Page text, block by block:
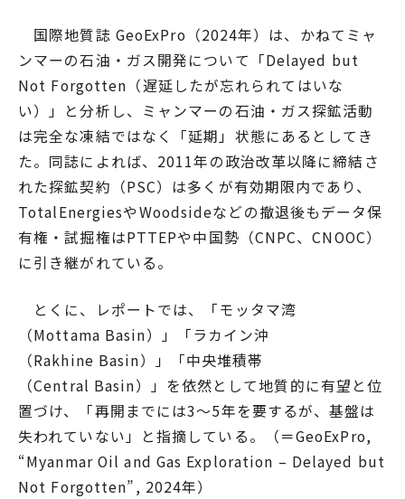
国際地質誌 GeoExPro（2024年）は、かねてミャ
ンマーの石油・ガス開発について「Delayed but
Not Forgotten（遅延したが忘れられてはいな
い）」と分析し、ミャンマーの石油・ガス探鉱活動
は完全な凍結ではなく「延期」状態にあるとしてき
た。同誌によれば、2011年の政治改革以降に締結さ
れた探鉱契約（PSC）は多くが有効期限内であり、
TotalEnergiesやWoodsideなどの撤退後もデータ保
有権・試掘権はPTTEPや中国勢（CNPC、CNOOC）
に引き継がれている。
とくに、レポートでは、「モッタマ湾
（Mottama Basin）」「ラカイン沖
（Rakhine Basin）」「中央堆積帯
（Central Basin）」を依然として地質的に有望と位
置づけ、「再開までには3〜5年を要するが、基盤は
失われていない」と指摘している。（＝GeoExPro,
“Myanmar Oil and Gas Exploration – Delayed but
Not Forgotten”, 2024年）